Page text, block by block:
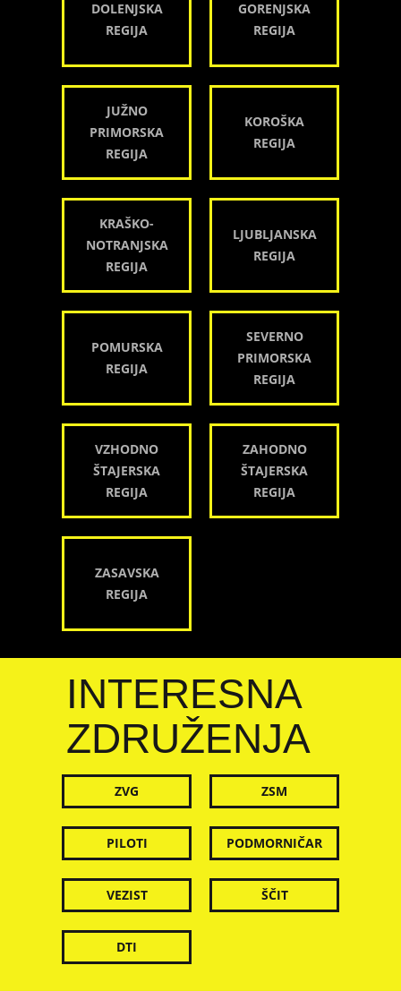
DOLENJSKA
REGIJA
GORENJSKA
REGIJA
JUŽNO
PRIMORSKA
REGIJA
KOROŠKA
REGIJA
KRAŠKO-
NOTRANJSKA
REGIJA
LJUBLJANSKA
REGIJA
POMURSKA
REGIJA
SEVERNO
PRIMORSKA
REGIJA
VZHODNO
ŠTAJERSKA
REGIJA
ZAHODNO
ŠTAJERSKA
REGIJA
ZASAVSKA
REGIJA
INTERESNA
ZDRUŽENJA
ZVG ZSM
PILOTI PODMORNIČAR
VEZIST ŠČIT
DTI